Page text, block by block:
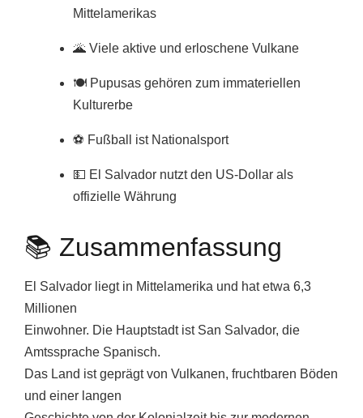
Mittelamerikas
🌋 Viele aktive und erloschene Vulkane
🍽️ Pupusas gehören zum immateriellen
Kulturerbe
⚽ Fußball ist Nationalsport
💵 El Salvador nutzt den US-Dollar als
offizielle Währung
📚 Zusammenfassung
El Salvador liegt in Mittelamerika und hat etwa 6,3
Millionen
Einwohner. Die Hauptstadt ist San Salvador, die
Amtssprache Spanisch.
Das Land ist geprägt von Vulkanen, fruchtbaren Böden
und einer langen